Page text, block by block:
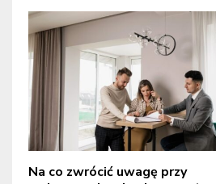
Na co zwrócić uwagę przy